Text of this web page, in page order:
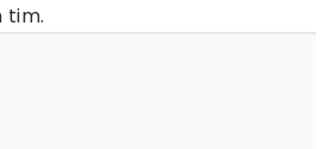
tim.